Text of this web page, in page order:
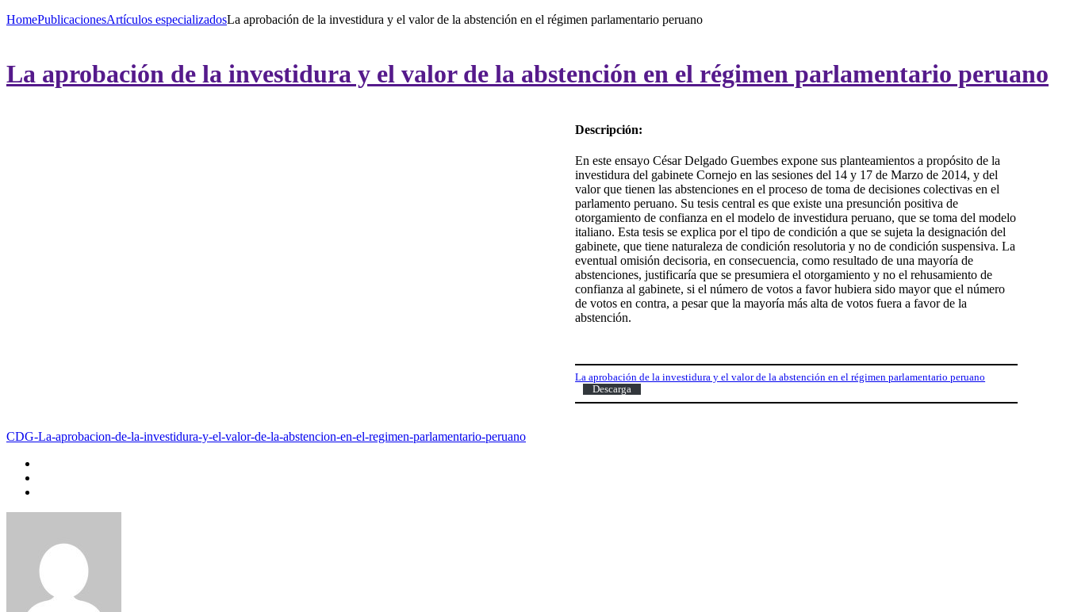
HomePublicacionesArtículos especializadosLa aprobación de la investidura y el valor de la abstención en el régimen parlamentario peruano
La aprobación de la investidura y el valor de la abstención en el régimen parlamentario peruano
Descripción:
En este ensayo César Delgado Guembes expone sus planteamientos a propósito de la
investidura del gabinete Cornejo en las sesiones del 14 y 17 de Marzo de 2014, y del
valor que tienen las abstenciones en el proceso de toma de decisiones colectivas en el
parlamento peruano. Su tesis central es que existe una presunción positiva de
otorgamiento de confianza en el modelo de investidura peruano, que se toma del modelo
italiano. Esta tesis se explica por el tipo de condición a que se sujeta la designación del
gabinete, que tiene naturaleza de condición resolutoria y no de condición suspensiva. La
eventual omisión decisoria, en consecuencia, como resultado de una mayoría de
abstenciones, justificaría que se presumiera el otorgamiento y no el rehusamiento de
confianza al gabinete, si el número de votos a favor hubiera sido mayor que el número
de votos en contra, a pesar que la mayoría más alta de votos fuera a favor de la
abstención.
La aprobación de la investidura y el valor de la abstención en el régimen parlamentario peruano
Descarga
CDG-La-aprobacion-de-la-investidura-y-el-valor-de-la-abstencion-en-el-regimen-parlamentario-peruano